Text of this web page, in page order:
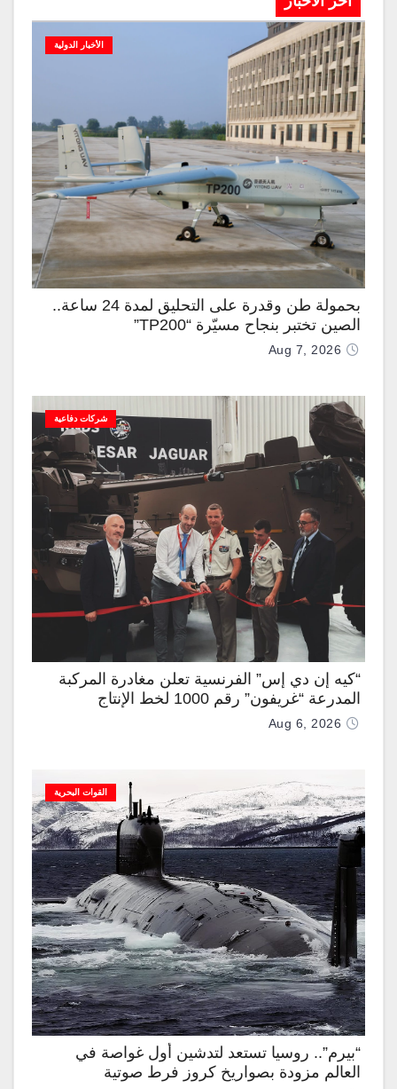
الأخبار الدولية
بحمولة طن وقدرة على التحليق لمدة 24 ساعة..
الصين تختبر بنجاح مسيّرة “TP200”
Aug 7, 2026
شركات دفاعية
“كيه إن دي إس” الفرنسية تعلن مغادرة المركبة
المدرعة “غريفون” رقم 1000 لخط الإنتاج
Aug 6, 2026
القوات البحرية
“بيرم”.. روسيا تستعد لتدشين أول غواصة في
العالم مزودة بصواريخ كروز فرط صوتية